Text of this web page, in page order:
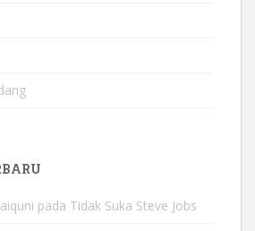
pada Tidak Suka Steve Jobs